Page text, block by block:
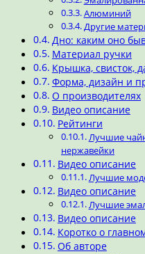
Алюминий
Другие
Дно: каким оно
Материал ручки
Крышка, свисток,
Форма, дизайн и
О производителях
Видео описание
Рейтинги
Лучшие
нержавейки
Видео описание
Лучшие
Видео описание
Лучшие
Видео описание
Коротко о
Об авторе